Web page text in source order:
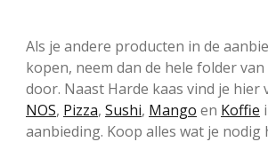
Als je andere producten in de
kopen, neem dan de hele folder
door. Naast Harde kaas vind je hier
NOS, Pizza, Sushi, Mango en Koffie
aanbieding. Koop alles wat je nodig